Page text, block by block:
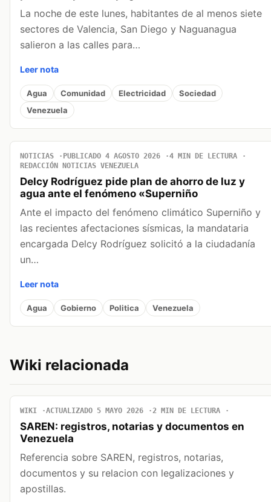
La noche de este lunes, habitantes de al menos siete
sectores de Valencia, San Diego y Naguanagua
salieron a las calles para…
Leer nota
Agua Comunidad Electricidad
Sociedad
Venezuela
NOTICIAS PUBLICADO 4 AGOSTO 2026
4 MIN DE LECTURA
REDACCIÓN NOTICIAS VENEZUELA
Delcy Rodríguez pide plan de ahorro de luz y
agua ante el fenómeno «Superniño
Ante el impacto del fenómeno climático Superniño y
las recientes afectaciones sísmicas, la mandataria
encargada Delcy Rodríguez solicitó a la ciudadanía
un…
Leer nota
Agua Gobierno Politica Venezuela
Wiki relacionada
WIKI ACTUALIZADO 5 MAYO 2026 2 MIN DE LECTURA
SAREN: registros, notarias y documentos en
Venezuela
Referencia sobre SAREN, registros, notarias,
documentos y su relacion con legalizaciones y
apostillas.